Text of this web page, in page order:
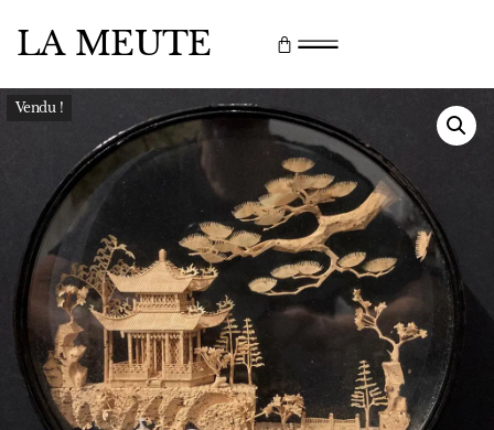
LA MEUTE
Vendu !